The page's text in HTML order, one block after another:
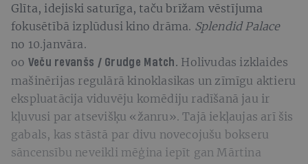
Glīta, idejiski saturīga, taču brīžam vēstījuma
fokusētībā izplūdusi kino drāma. Splendid Palace
no 10.janvāra.
oo Veču revanšs / Grudge Match. Holivudas izklaides
mašinērijas regulārā kinoklasikas un zīmīgu aktieru
ekspluatācija viduvēju komēdiju radīšanā jau ir
kļuvusi par atsevišķu «žanru». Tajā iekļaujas arī šis
gabals, kas stāstā par divu novecojušu bokseru
sāncensību neveikli mēģina iepīt gan Mārtina